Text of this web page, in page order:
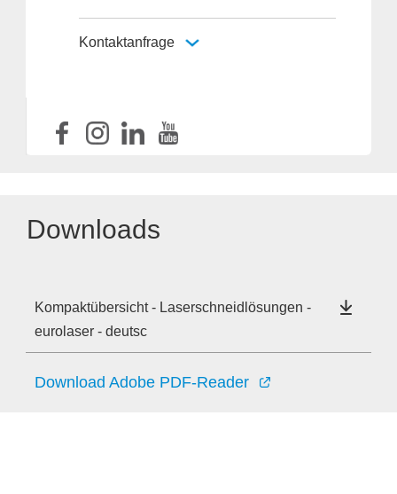
Kontaktanfrage
Downloads
Kompaktübersicht - Laserschneidlösungen -
eurolaser - deutsc
Download Adobe PDF-Reader